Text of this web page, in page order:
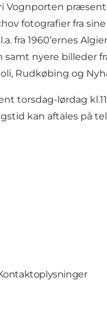
Vognporten
fotografier fra sine
fra 1960’ernes
samt nyere billeder
Rudkøbing og
torsdag-lørdag
kan aftales på